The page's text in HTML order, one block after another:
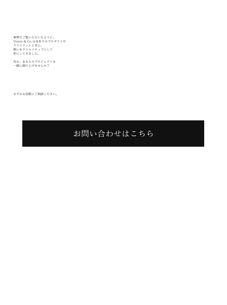
事例でご覧いただいたように、
Viviris & Co.は自社でのプロダクトや
クライアントと共に、
想いをクリエイティブとして
形にしてきました。
次は、あなたのプロジェクトを
一緒に創り上げませんか？
まずはお気軽にご相談ください。
お問い合わせはこちら